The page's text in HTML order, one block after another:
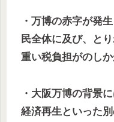
・万博の赤字が発
民全体に及び、と
重い税負担がのしか
・大阪万博の背景
経済再生といった